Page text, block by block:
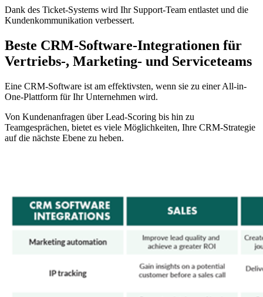
Dank des Ticket-Systems wird Ihr Support-Team entlastet und die
Kundenkommunikation verbessert.
Beste CRM-Software-Integrationen für
Vertriebs-, Marketing- und Serviceteams
Eine CRM-Software ist am effektivsten, wenn sie zu einer All-in-
One-Plattform für Ihr Unternehmen wird.
Von Kundenanfragen über Lead-Scoring bis hin zu
Teamgesprächen, bietet es viele Möglichkeiten, Ihre CRM-Strategie
auf die nächste Ebene zu heben.